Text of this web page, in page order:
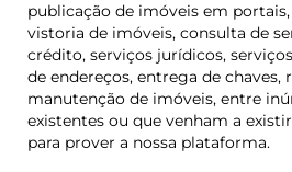
publicação de imóveis em
vistoria de imóveis, consulta de
crédito, serviços jurídicos,
de endereços, entrega de chaves,
manutenção de imóveis, entre
existentes ou que venham a
para prover a nossa plataforma.